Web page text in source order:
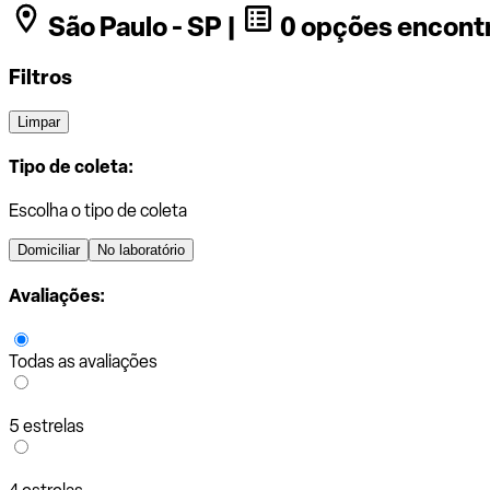
São Paulo - SP |
0 opções
Filtros
Limpar
Tipo de coleta:
Escolha o tipo de coleta
Domiciliar No laboratório
Avaliações:
Todas as avaliações
5 estrelas